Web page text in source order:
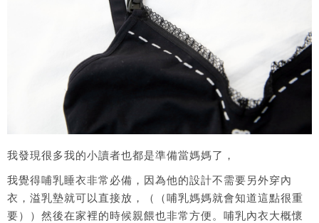
我發現很多我的小讀者也都是準備當媽媽了，
我覺得哺乳睡衣非常必備，因為他的設計不需要另外穿內
衣，溢乳墊就可以直接放，（（哺乳媽媽就會知道這點很重
要））然後在家裡的時候親餵也非常方便。哺乳內衣大概懷